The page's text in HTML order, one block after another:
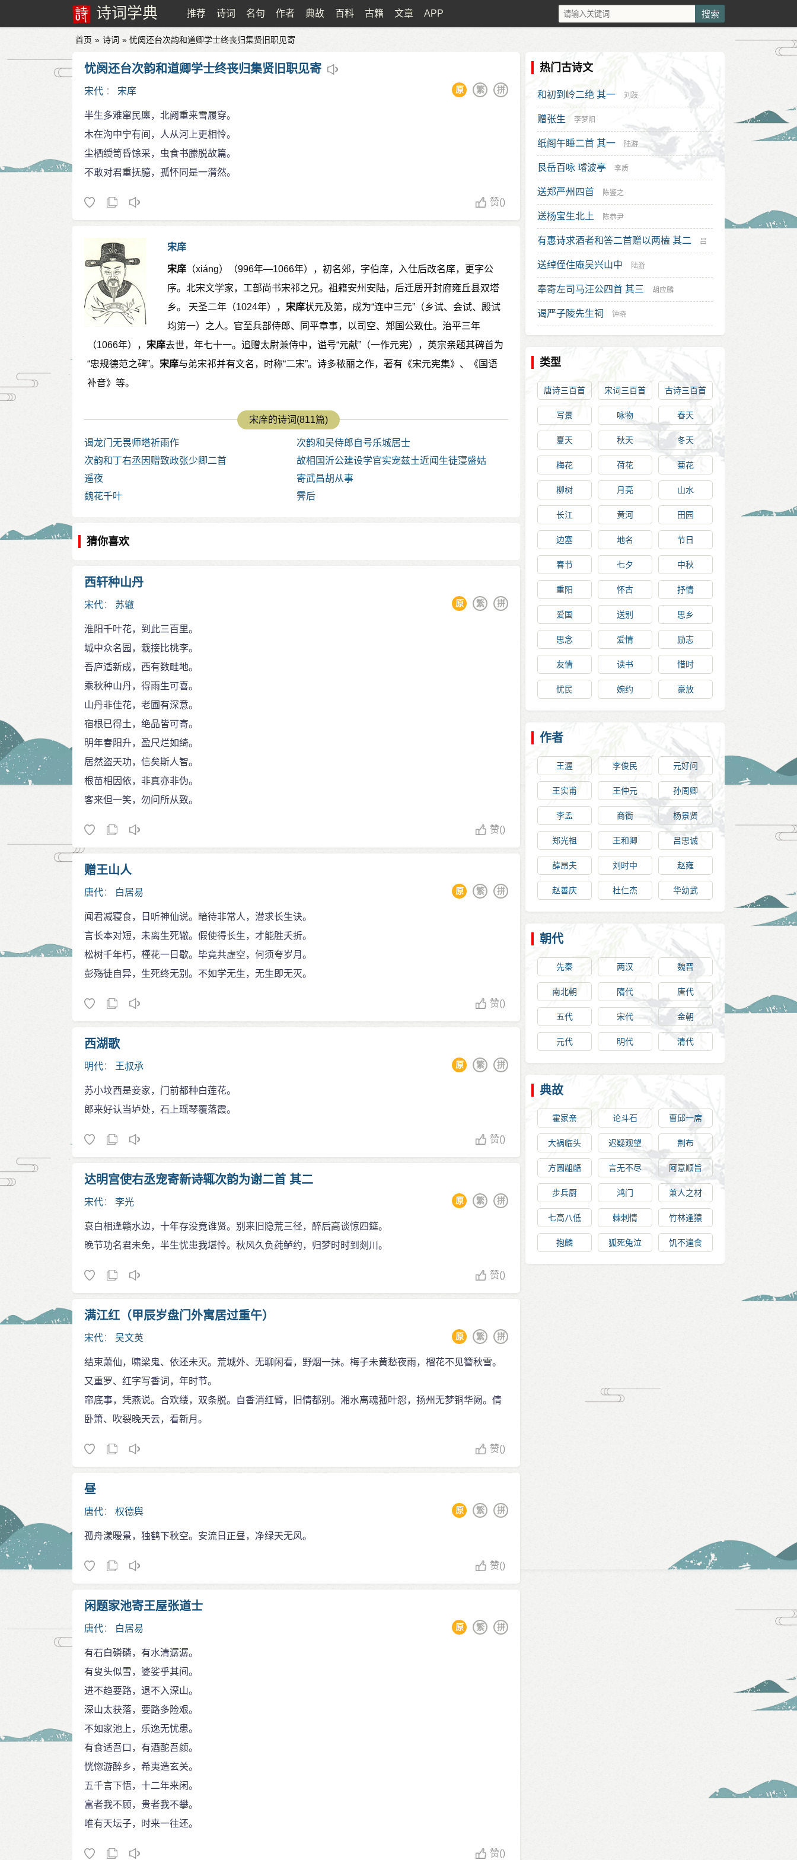
诗词学典 推荐 诗词 名句 作者 典故 百科 古籍 文章 APP
首页 » 诗词 » 忧阕还台次韵和道卿学士终丧归集贤旧职见寄
忧阕还台次韵和道卿学士终丧归集贤旧职见寄
宋代 ： 宋庠 拼
繁
原
半生多难窜民廛，北阙重来雪履穿。
木在沟中宁有间，人从河上更相怜。
尘栖绶笥昏馀采，虫食书縢脱故篇。
不敢对君重抚臆，孤怀同是一潸然。
赞()
宋庠
宋庠 （xiáng）（996年—1066年），初名郊，字伯庠，入仕后改名庠，更字公
序。北宋文学家，工部尚书宋祁之兄。祖籍安州安陆，后迁居开封府雍丘县双塔
乡。 天圣二年（1024年）， 宋庠状元及第，成为“连中三元”（乡试、会试、殿试
均第一）之人。官至兵部侍郎、同平章事，以司空、郑国公致仕。治平三年
（1066年）， 宋庠去世，年七十一。追赠太尉兼侍中，谥号“元献”（一作元宪），英宗亲题其碑首为
“忠规德范之碑”。 宋庠与弟宋祁并有文名，时称“二宋”。诗多秾丽之作，著有《宋元宪集》、《国语
补音》等。
宋庠的诗词(811篇)
谒龙门无畏师塔祈雨作
次韵和吴侍郎自号乐城居士
次韵和丁右丞因赠致政张少卿二首
故相国沂公建设学官实宠兹土近闻生徒寖盛姑
遥夜
寄武昌胡从事
魏花千叶
霁后
猜你喜欢
西轩种山丹
宋代： 苏辙 拼
繁
原
淮阳千叶花，到此三百里。
城中众名园，栽接比桃李。
吾庐适新成，西有数畦地。
乘秋种山丹，得雨生可喜。
山丹非佳花，老圃有深意。
宿根已得土，绝品皆可寄。
明年春阳升，盈尺烂如绮。
居然盗天功，信矣斯人智。
根苗相因依，非真亦非伪。
客来但一笑，勿问所从致。
赞()
赠王山人
唐代： 白居易 拼
繁
原
闻君减寝食，日听神仙说。暗待非常人，潜求长生诀。
言长本对短，未离生死辙。假使得长生，才能胜夭折。
松树千年朽，槿花一日歇。毕竟共虚空，何须夸岁月。
彭殇徒自异，生死终无别。不如学无生，无生即无灭。
赞()
西湖歌
明代： 王叔承 拼
繁
原
苏小坟西是妾家，门前都种白莲花。
郎来好认当垆处，石上瑶琴覆落霞。
赞()
达明宫使右丞宠寄新诗辄次韵为谢二首 其二
宋代： 李光 拼
繁
原
衰白相逢赣水边，十年存没竟谁贤。别来旧隐荒三径，醉后高谈惊四筵。
晚节功名君未免，半生忧患我堪怜。秋风久负莼鲈约，归梦时时到剡川。
赞()
满江红（甲辰岁盘门外寓居过重午）
宋代： 吴文英 拼
繁
原
结束萧仙，啸梁鬼、依还未灭。荒城外、无聊闲看，野烟一抹。梅子未黄愁夜雨，榴花不见簪秋雪。
又重罗、红字写香词，年时节。
帘底事，凭燕说。合欢缕，双条脱。自香消红臂，旧情都别。湘水离魂菰叶怨，扬州无梦铜华阙。倩
卧箫、吹裂晚天云，看新月。
赞()
昼
唐代： 权德舆 拼
繁
原
孤舟漾暧景，独鹤下秋空。安流日正昼，净绿天无风。
赞()
闲题家池寄王屋张道士
唐代： 白居易 拼
繁
原
有石白磷磷，有水清潺潺。
有叟头似雪，婆娑乎其间。
进不趋要路，退不入深山。
深山太获落，要路多险艰。
不如家池上，乐逸无忧患。
有食适吾口，有酒酡吾颜。
恍惚游醉乡，希夷造玄关。
五千言下悟，十二年来闲。
富者我不顾，贵者我不攀。
唯有天坛子，时来一往还。
赞()
热门古诗文
和初到岭二绝 其一 刘跂
赠张生 李梦阳
纸阁午睡二首 其一 陆游
艮岳百咏 璿波亭 李质
送郑严州四首 陈鉴之
送杨宝生北上 陈恭尹
有惠诗求酒者和答二首赠以两榼 其二 吕
陶
送绰侄住庵吴兴山中 陆游
奉寄左司马汪公四首 其三 胡应麟
谒严子陵先生祠 钟晓
类型
唐诗三百首 宋词三百首 古诗三百首
写景 咏物 春天
夏天 秋天 冬天
梅花 荷花 菊花
柳树 月亮 山水
长江 黄河 田园
边塞 地名 节日
春节 七夕 中秋
重阳 怀古 抒情
爱国 送别 思乡
思念 爱情 励志
友情 读书 惜时
忧民 婉约 豪放
作者
王渥 李俊民 元好问
王实甫 王仲元 孙周卿
李孟 商衟 杨景贤
郑光祖 王和卿 吕思诚
薛昂夫 刘时中 赵雍
赵善庆 杜仁杰 华幼武
朝代
先秦 两汉 魏晋
南北朝 隋代 唐代
五代 宋代 金朝
元代 明代 清代
典故
霍家亲 论斗石 曹邱一席
大祸临头 迟疑观望 荆布
方圆龃龉 言无不尽 阿意顺旨
步兵厨 鸿门 兼人之材
七高八低 棘刺情 竹林逢猿
抱麟 狐死兔泣 饥不遑食